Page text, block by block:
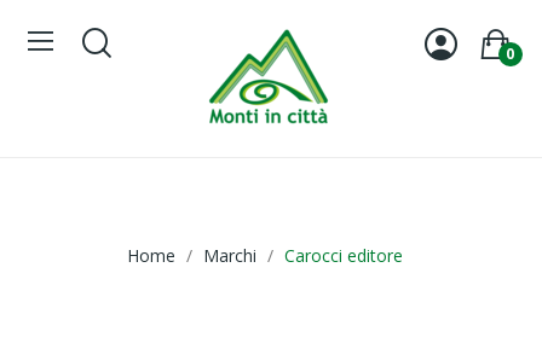
0
Home Marchi Carocci editore